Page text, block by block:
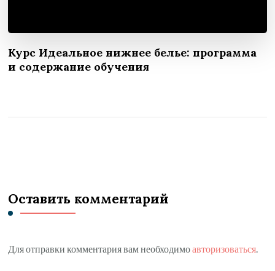
Курс Идеальное нижнее белье: программа
и содержание обучения
Оставить комментарий
Для отправки комментария вам необходимоавторизоваться